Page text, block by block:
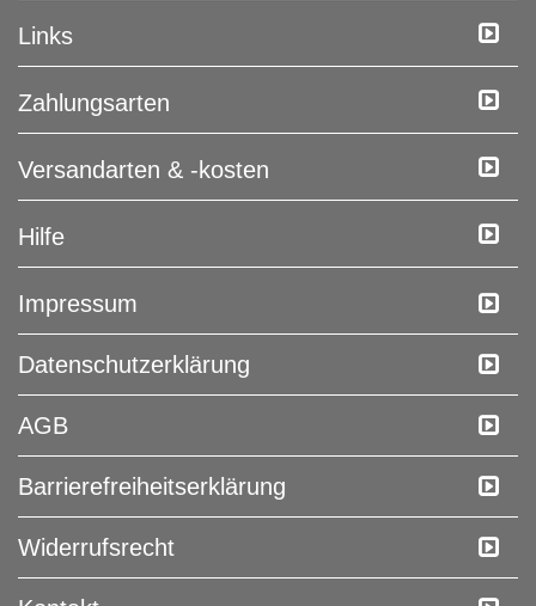
Links
Zahlungsarten
Versandarten & -kosten
Hilfe
Impressum
Daten­schutz­erklärung
AGB
Barrierefreiheitserklärung
Widerrufs­recht